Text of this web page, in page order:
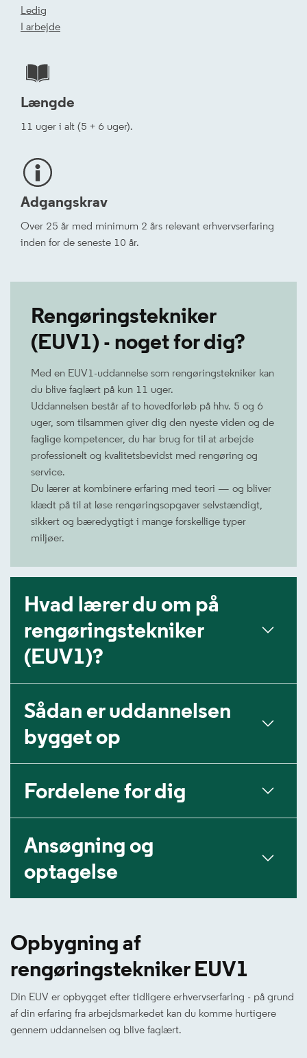
Ledig
I arbejde
Længde
11 uger i alt (5 + 6 uger).
Adgangskrav
Over 25 år med minimum 2 års relevant erhvervserfaring
inden for de seneste 10 år.
Rengøringstekniker
(EUV1) - noget for dig?
Med en EUV1-uddannelse som rengøringstekniker kan
du blive faglært på kun 11 uger.
Uddannelsen består af to hovedforløb på hhv. 5 og 6
uger, som tilsammen giver dig den nyeste viden og de
faglige kompetencer, du har brug for til at arbejde
professionelt og kvalitetsbevidst med rengøring og
service.
Du lærer at kombinere erfaring med teori — og bliver
klædt på til at løse rengøringsopgaver selvstændigt,
sikkert og bæredygtigt i mange forskellige typer
miljøer.
Hvad lærer du om på
rengøringstekniker
(EUV1)?
Sådan er uddannelsen
bygget op
Fordelene for dig
Ansøgning og
optagelse
Opbygning af
rengøringstekniker EUV1
Din EUV er opbygget efter tidligere erhvervserfaring - på grund
af din erfaring fra arbejdsmarkedet kan du komme hurtigere
gennem uddannelsen og blive faglært.